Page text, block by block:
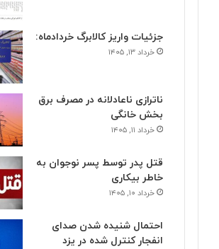
جزئیات واریز کالابرگ خردادماه:
خرداد ۱۳, ۱۴۰۵
ناترازی ناعادلانه در مصرف برق
بخش خانگی
خرداد ۱۱, ۱۴۰۵
قتل پدر توسط پسر نوجوان به
خاطر بیکاری
خرداد ۱۰, ۱۴۰۵
احتمال شنیده شدن صدای
انفجار کنترل شده در یزد